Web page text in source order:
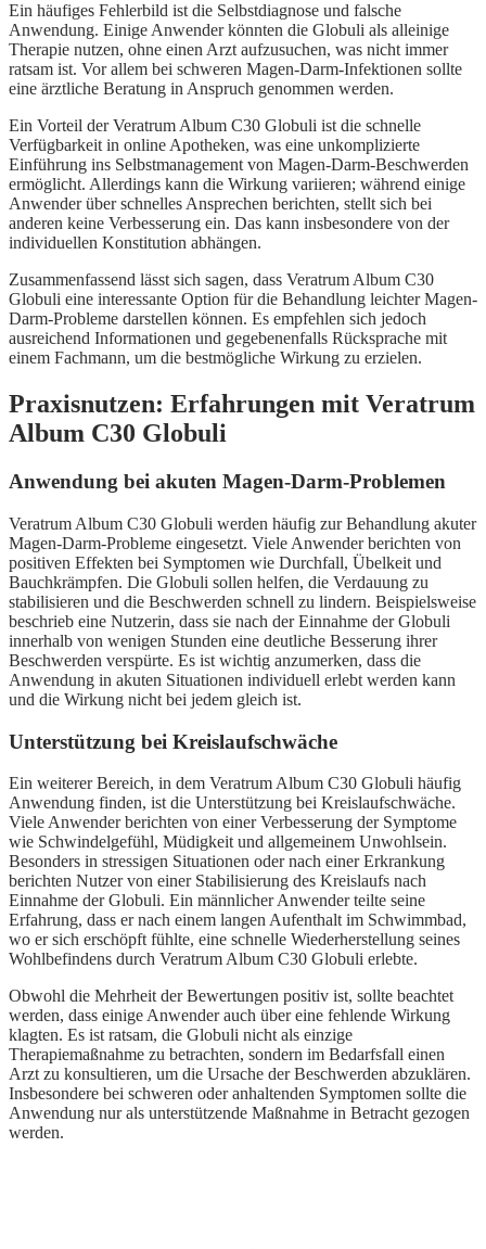
Ein häufiges Fehlerbild ist die Selbstdiagnose und falsche
Anwendung. Einige Anwender könnten die Globuli als alleinige
Therapie nutzen, ohne einen Arzt aufzusuchen, was nicht immer
ratsam ist. Vor allem bei schweren Magen-Darm-Infektionen sollte
eine ärztliche Beratung in Anspruch genommen werden.
Ein Vorteil der Veratrum Album C30 Globuli ist die schnelle
Verfügbarkeit in online Apotheken, was eine unkomplizierte
Einführung ins Selbstmanagement von Magen-Darm-Beschwerden
ermöglicht. Allerdings kann die Wirkung variieren; während einige
Anwender über schnelles Ansprechen berichten, stellt sich bei
anderen keine Verbesserung ein. Das kann insbesondere von der
individuellen Konstitution abhängen.
Zusammenfassend lässt sich sagen, dass Veratrum Album C30
Globuli eine interessante Option für die Behandlung leichter Magen-
Darm-Probleme darstellen können. Es empfehlen sich jedoch
ausreichend Informationen und gegebenenfalls Rücksprache mit
einem Fachmann, um die bestmögliche Wirkung zu erzielen.
Praxisnutzen: Erfahrungen mit Veratrum
Album C30 Globuli
Anwendung bei akuten Magen-Darm-Problemen
Veratrum Album C30 Globuli werden häufig zur Behandlung akuter
Magen-Darm-Probleme eingesetzt. Viele Anwender berichten von
positiven Effekten bei Symptomen wie Durchfall, Übelkeit und
Bauchkrämpfen. Die Globuli sollen helfen, die Verdauung zu
stabilisieren und die Beschwerden schnell zu lindern. Beispielsweise
beschrieb eine Nutzerin, dass sie nach der Einnahme der Globuli
innerhalb von wenigen Stunden eine deutliche Besserung ihrer
Beschwerden verspürte. Es ist wichtig anzumerken, dass die
Anwendung in akuten Situationen individuell erlebt werden kann
und die Wirkung nicht bei jedem gleich ist.
Unterstützung bei Kreislaufschwäche
Ein weiterer Bereich, in dem Veratrum Album C30 Globuli häufig
Anwendung finden, ist die Unterstützung bei Kreislaufschwäche.
Viele Anwender berichten von einer Verbesserung der Symptome
wie Schwindelgefühl, Müdigkeit und allgemeinem Unwohlsein.
Besonders in stressigen Situationen oder nach einer Erkrankung
berichten Nutzer von einer Stabilisierung des Kreislaufs nach
Einnahme der Globuli. Ein männlicher Anwender teilte seine
Erfahrung, dass er nach einem langen Aufenthalt im Schwimmbad,
wo er sich erschöpft fühlte, eine schnelle Wiederherstellung seines
Wohlbefindens durch Veratrum Album C30 Globuli erlebte.
Obwohl die Mehrheit der Bewertungen positiv ist, sollte beachtet
werden, dass einige Anwender auch über eine fehlende Wirkung
klagten. Es ist ratsam, die Globuli nicht als einzige
Therapiemaßnahme zu betrachten, sondern im Bedarfsfall einen
Arzt zu konsultieren, um die Ursache der Beschwerden abzuklären.
Insbesondere bei schweren oder anhaltenden Symptomen sollte die
Anwendung nur als unterstützende Maßnahme in Betracht gezogen
werden.